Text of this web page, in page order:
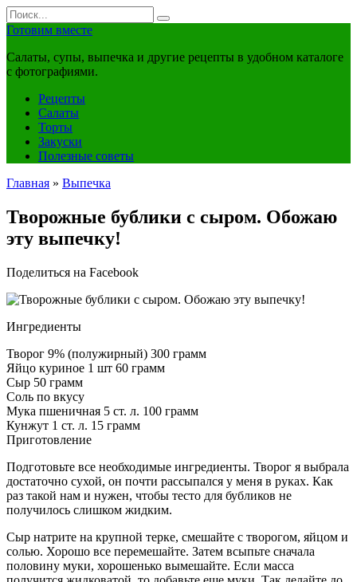
Перейти
к
Search
for:
Готовим вместе
Салаты, супы, выпечка и другие рецепты в удобном каталоге
с фотографиями.
Рецепты
Салаты
Торты
Закуски
Полезные советы
Главная » Выпечка
Творожные бублики с сыром. Обожаю
эту выпечку!
Поделиться на Facebook
Ингредиенты
Творог 9% (полужирный) 300 грамм
Яйцо куриное 1 шт 60 грамм
Сыр 50 грамм
Соль по вкусу
Мука пшеничная 5 ст. л. 100 грамм
Кунжут 1 ст. л. 15 грамм
Приготовление
Подготовьте все необходимые ингредиенты. Творог я выбрала
достаточно сухой, он почти рассыпался у меня в руках. Как
раз такой нам и нужен, чтобы тесто для бубликов не
получилось слишком жидким.
Сыр натрите на крупной терке, смешайте с творогом, яйцом и
солью. Хорошо все перемешайте. Затем всыпьте сначала
половину муки, хорошенько вымешайте. Если масса